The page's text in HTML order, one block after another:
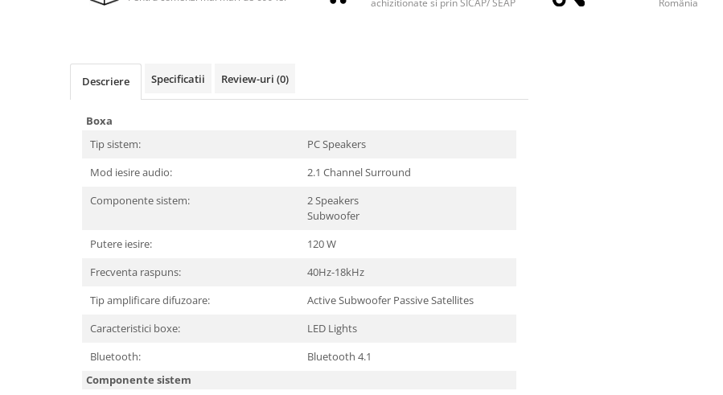
Tastaturi Gaming
Card Reader
achizitionate si prin SICAP/ SEAP
România
Descriere Specificatii Review-uri (0)
Boxa
Tip sistem:
PC Speakers
Mod iesire audio:
2.1 Channel Surround
Componente sistem:
2 Speakers
Subwoofer
Putere iesire:
120 W
Frecventa raspuns:
40Hz-18kHz
Tip amplificare difuzoare:
Active Subwoofer Passive Satellites
Caracteristici boxe:
LED Lights
Bluetooth:
Bluetooth 4.1
Componente sistem